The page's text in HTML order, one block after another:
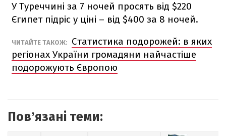
У Туреччині за 7 ночей просять від $220
Єгипет підріс у ціні – від $400 за 8 ночей.
ЧИТАЙТЕ ТАКОЖ:
Статистика подорожей: в яких
регіонах України громадяни найчастіше
подорожують Європою
Повʼязані теми: